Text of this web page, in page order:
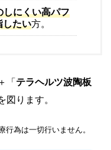
しにくい高パフ
したい方。
「テラヘルツ波陶板
ります。
為は一切行いません。